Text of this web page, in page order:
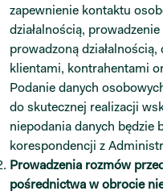
zapewnienie kontaktu
działalnością,
prowadzoną
klientami, kontrahentami
Podanie danych
do skutecznej realizacji
niepodania danych będzie
korespondencji z
Prowadzenia rozmów
pośrednictwaw obrocie